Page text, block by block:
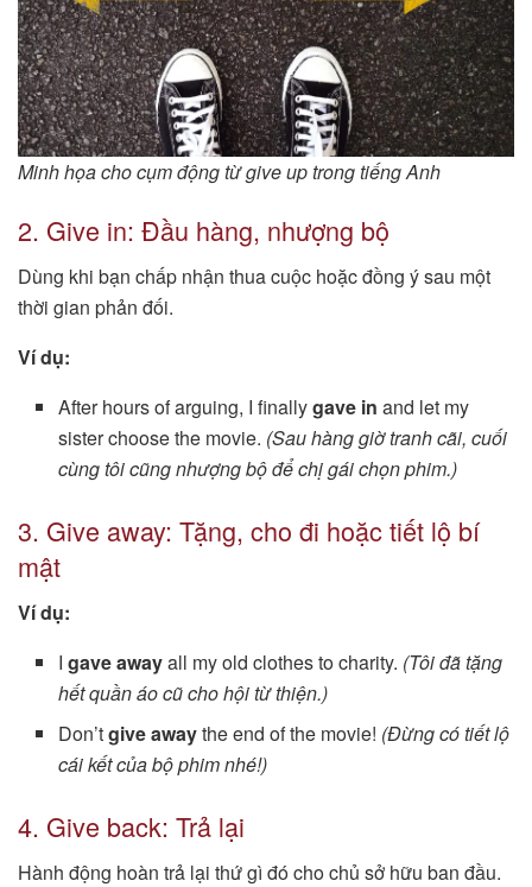
Minh họa cho cụm động từ give up trong tiếng Anh
2. Give in: Đầu hàng, nhượng bộ
Dùng khi bạn chấp nhận thua cuộc hoặc đồng ý sau một
thời gian phản đối.
Ví dụ:
After hours of arguing, I finallygave in and let my
sister choose the movie. (Sau hàng giờ tranh cãi, cuối
cùng tôi cũng nhượng bộ để chị gái chọn phim.)
3. Give away: Tặng, cho đi hoặc tiết lộ bí
mật
Ví dụ:
Igave awayall my old clothes to charity. (Tôi đã tặng
hết quần áo cũ cho hội từ thiện.)
Don’tgive awaythe end of the movie! (Đừng có tiết lộ
cái kết của bộ phim nhé!)
4. Give back: Trả lại
Hành động hoàn trả lại thứ gì đó cho chủ sở hữu ban đầu.